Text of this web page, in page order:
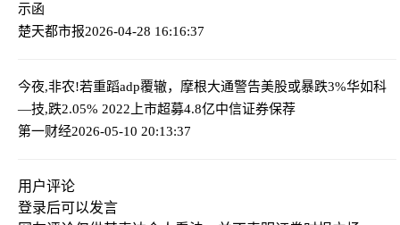
示函
楚天都市报2026-04-28 16:16:37
今夜,非农!若重蹈adp覆辙，摩根大通警告美股或暴跌3%华如科
—技,跌2.05% 2022上市超募4.8亿中信证券保荐
第一财经2026-05-10 20:13:37
用户评论
登录后可以发言